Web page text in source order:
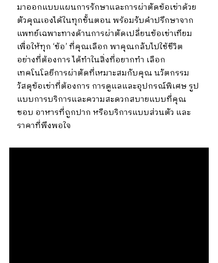
มาออกแบบแผนการรักษาและการผ่าตัดข้อเข่าด้วย
ตัวคุณเองได้ในทุกขั้นตอน พร้อมรับคำปรึกษาจาก
แพทย์เฉพาะทางด้านการผ่าตัดเปลี่ยนข้อเข่าเทียม
เพื่อให้ทุก ‘ข้อ’ ที่คุณเลือก พาคุณกลับไปใช้ชีวิต
อย่างที่ต้องการ ได้ทำในสิ่งที่อยากทำ เลือก
เทคโนโลยีการผ่าตัดที่เหมาะสมกับคุณ นวัตกรรม
วัสดุข้อเข่าที่ต้องการ การดูแลและอุปกรณ์พิเศษ รูป
แบบการบริการและความสะดวกสบายแบบที่คุณ
ชอบ อาหารที่ถูกปาก หรือบริการแบบส่วนตัว และ
ราคาที่พึงพอใจ